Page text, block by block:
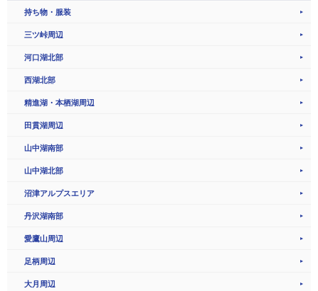
持ち物・服装
三ツ峠周辺
河口湖北部
西湖北部
精進湖・本栖湖周辺
田貫湖周辺
山中湖南部
山中湖北部
沼津アルプスエリア
丹沢湖南部
愛鷹山周辺
足柄周辺
大月周辺